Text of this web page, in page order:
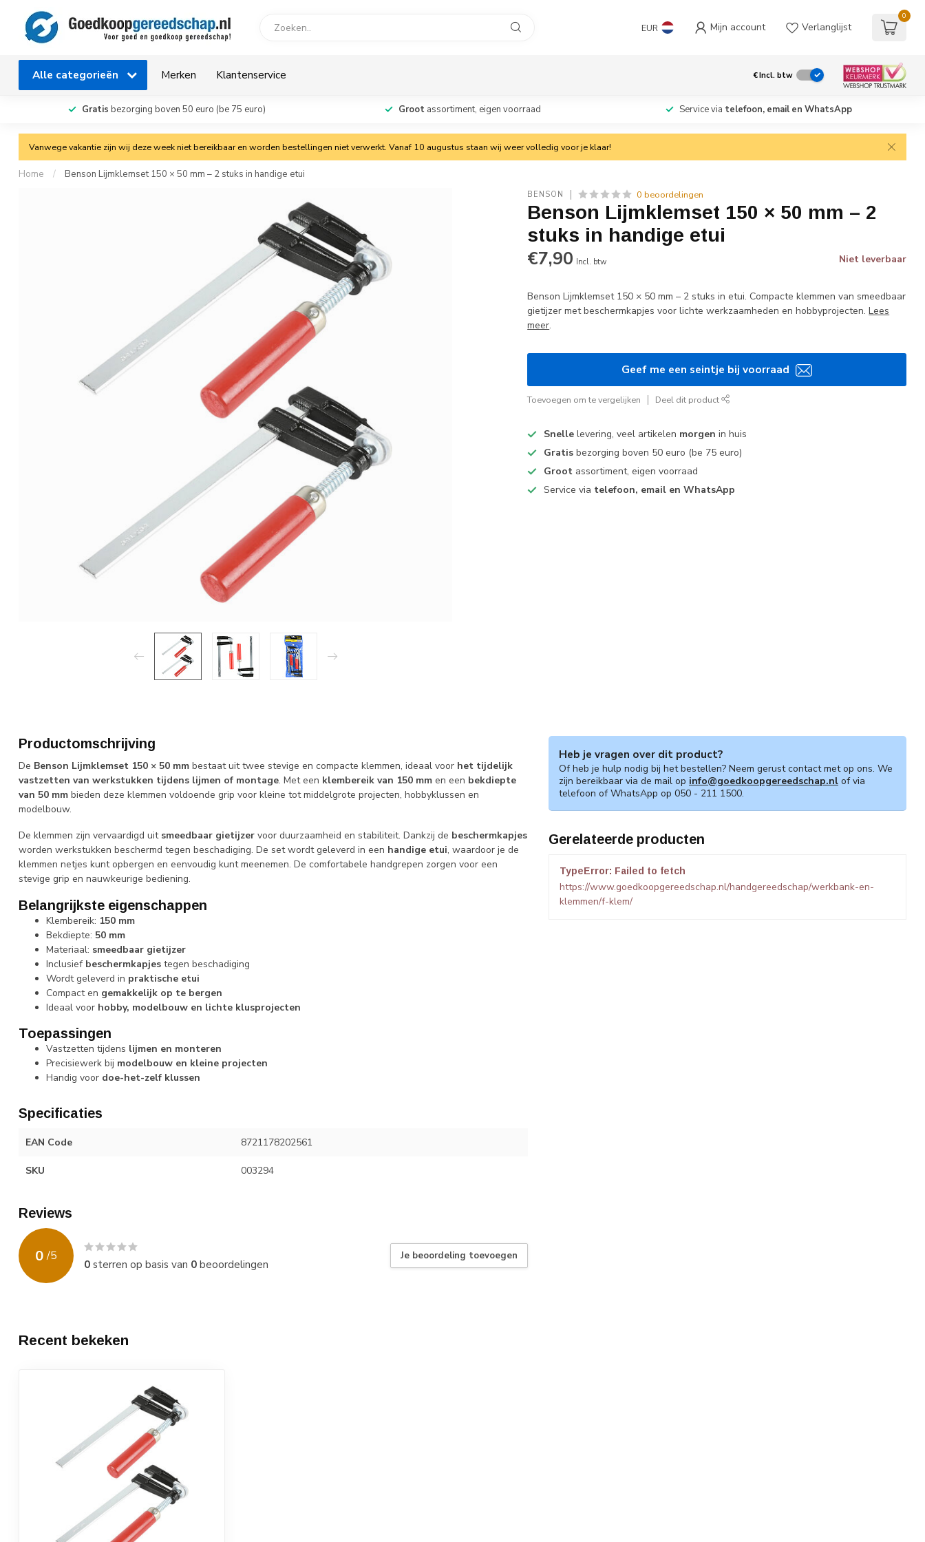
EUR Mijn account Verlanglijst
0
Alle categorieën Merken Klantenservice €Incl. btw
Gratis bezorging boven 50 euro (be 75 euro) Grootassortiment, eigen voorraad Service via telefoon, email en WhatsApp
Vanwege vakantie zijn wij deze week niet bereikbaar en worden bestellingen niet verwerkt. Vanaf 10 augustus staan wij weer volledig voor je klaar!
Home / Benson Lijmklemset 150 × 50 mm – 2 stuks in handige etui
BENSON 0 beoordelingen
Benson Lijmklemset 150 × 50 mm – 2
stuks in handige etui
€7,90 Incl. btw Niet leverbaar
Benson Lijmklemset 150 × 50 mm – 2 stuks in etui. Compacte klemmen van smeedbaar
gietijzer met beschermkapjes voor lichte werkzaamheden en hobbyprojecten.Lees
meer.
Geef me een seintje bij voorraad
Toevoegen om te vergelijken Deel dit product
Snelle levering, veel artikelen morgen in huis
Gratis bezorging boven 50 euro (be 75 euro)
Groot assortiment, eigen voorraad
Service via telefoon, email en WhatsApp
Productomschrijving
De Benson Lijmklemset 150 × 50 mm bestaat uit twee stevige en compacte klemmen, ideaal voor het tijdelijk
vastzetten van werkstukken tijdens lijmen of montage. Met een klembereik van 150 mm en een bekdiepte
van 50 mm bieden deze klemmen voldoende grip voor kleine tot middelgrote projecten, hobbyklussen en
modelbouw.
De klemmen zijn vervaardigd uit smeedbaar gietijzer voor duurzaamheid en stabiliteit. Dankzij de beschermkapjes
worden werkstukken beschermd tegen beschadiging. De set wordt geleverd in een handige etui, waardoor je de
klemmen netjes kunt opbergen en eenvoudig kunt meenemen. De comfortabele handgrepen zorgen voor een
stevige grip en nauwkeurige bediening.
Belangrijkste eigenschappen
Klembereik: 150 mm
Bekdiepte: 50 mm
Materiaal: smeedbaar gietijzer
Inclusief beschermkapjes tegen beschadiging
Wordt geleverd in praktische etui
Compact en gemakkelijk op te bergen
Ideaal voor hobby, modelbouw en lichte klusprojecten
Toepassingen
Vastzetten tijdens lijmen en monteren
Precisiewerk bij modelbouw en kleine projecten
Handig voor doe-het-zelf klussen
Specificaties
EAN Code 8721178202561
SKU 003294
Reviews
0 /5
0sterren op basis van 0beoordelingen
Je beoordeling toevoegen
Heb je vragen over dit product?
Of heb je hulp nodig bij het bestellen? Neem gerust contact met op ons. We
zijn bereikbaar via de mail op info@goedkoopgereedschap.nl of via
telefoon of WhatsApp op 050 - 211 1500.
Gerelateerde producten
TypeError: Failed to fetch
https://www.goedkoopgereedschap.nl/handgereedschap/werkbank-en-
klemmen/f-klem/
Recent bekeken